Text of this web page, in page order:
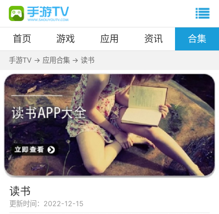
首页 游戏 应用 资讯 合集
手游TV -> 应用合集-> 读书
读书
更新时间： 2022-12-15